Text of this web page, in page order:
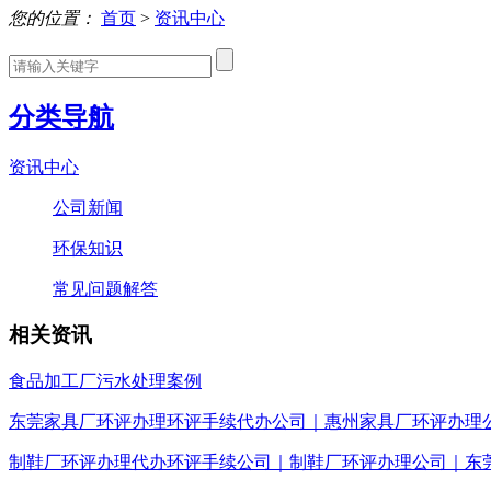
您的位置： 首页 > 资讯中心
分类导航
资讯中心
公司新闻
环保知识
常见问题解答
相关资讯
食品加工厂污水处理案例
东莞家具厂环评办理环评手续代办公司｜惠州家具厂环评办理
制鞋厂环评办理代办环评手续公司｜制鞋厂环评办理公司｜东